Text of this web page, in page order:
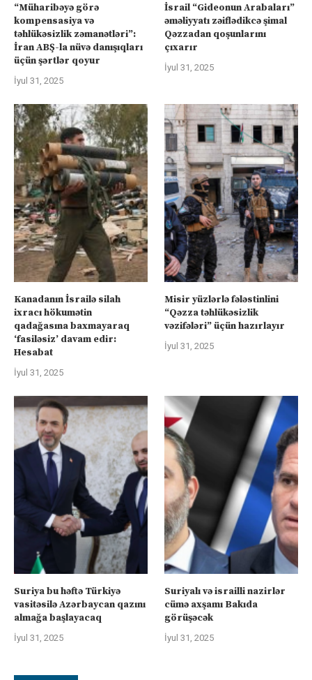
“Müharibəyə görə
kompensasiya və
təhlükəsizlik zəmanətləri”:
İran ABŞ-la nüvə danışıqları
üçün şərtlər qoyur
İyul 31, 2025
İsrail “Gideonun Arabaları”
əməliyyatı zəiflədikcə şimal
Qəzzadan qoşunlarını
çıxarır
İyul 31, 2025
Kanadanın İsrailə silah
ixracı hökumətin
qadağasına baxmayaraq
‘fasiləsiz’ davam edir:
Hesabat
İyul 31, 2025
Misir yüzlərlə fələstinlini
“Qəzza təhlükəsizlik
vəzifələri” üçün hazırlayır
İyul 31, 2025
Suriya bu həftə Türkiyə
vasitəsilə Azərbaycan qazını
almağa başlayacaq
İyul 31, 2025
Suriyalı və israilli nazirlər
cümə axşamı Bakıda
görüşəcək
İyul 31, 2025